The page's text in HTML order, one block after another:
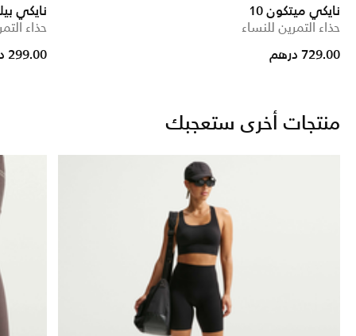
نايكي ميتكون 10
حذاء التمرين للنساء
729.00 درهم
نايكي
حذاء
reduced from
to
299.00 درهم
منتجات أخرى ستعجبك